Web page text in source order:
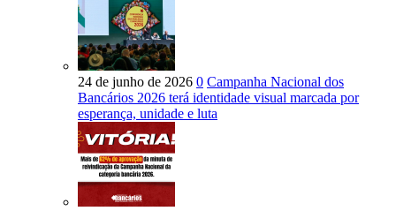
24 de junho de 2026 0 Campanha Nacional dos
Bancários 2026 terá identidade visual marcada por
esperança, unidade e luta